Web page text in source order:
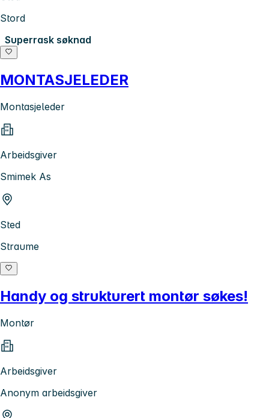
Stord
Superrask søknad
MONTASJELEDER
Montasjeleder
Arbeidsgiver
Smimek As
Sted
Straume
Handy og strukturert montør søkes!
Montør
Arbeidsgiver
Anonym arbeidsgiver